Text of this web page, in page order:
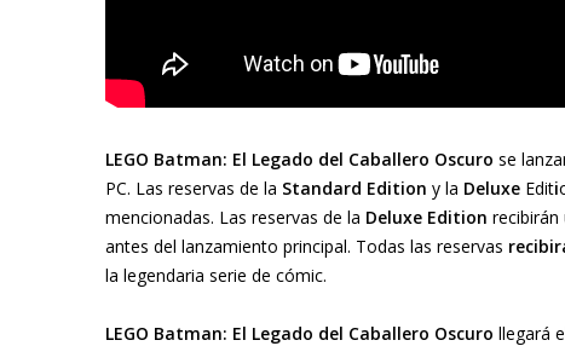
LEGO Batman: El Legado del Caballero Oscuro se
PC. Las reservas de la Standard Edition y la Deluxe Editi
mencionadas. Las reservas de la Deluxe Edition recibirán
antes del lanzamiento principal. Todas las reservas
la legendaria serie de cómic.
LEGO Batman: El Legado del Caballero Oscuro llegará